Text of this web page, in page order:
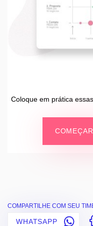
Coloque em prática
COMPARTILHE COM SEU
WHATSAPP